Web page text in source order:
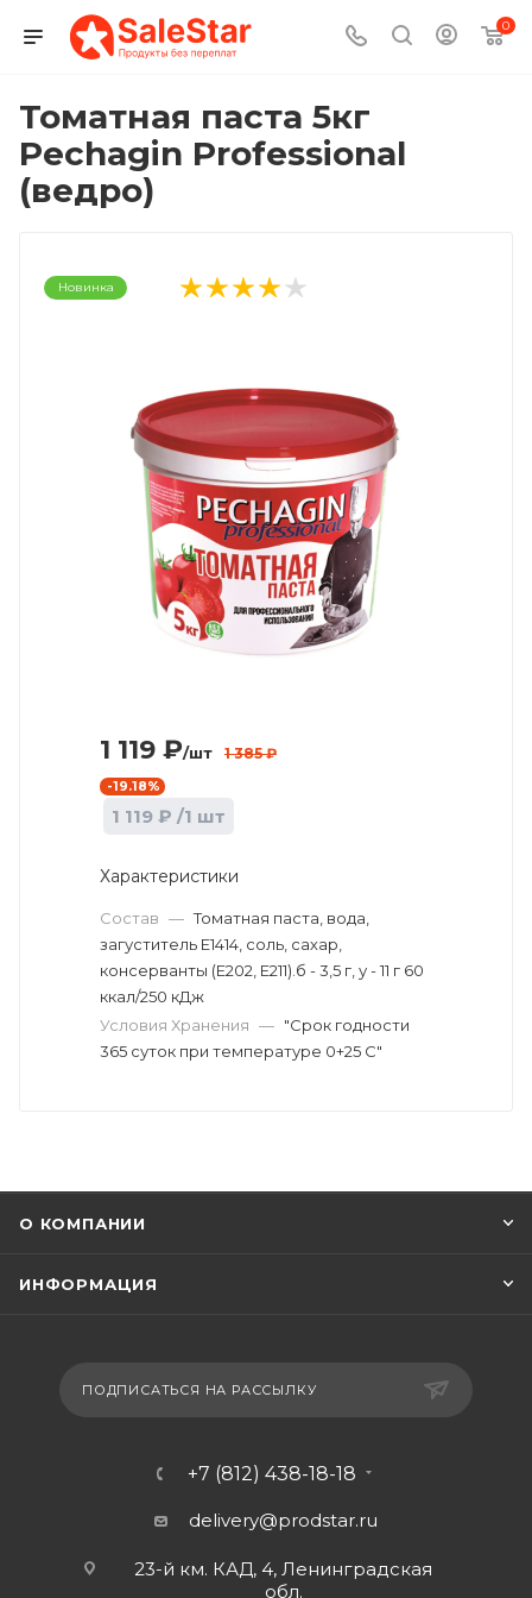
0
Томатная паста 5кг
Pechagin Professional
(ведро)
Новинка
1 119 ₽/шт 1 385₽
-19.18%
1 119 ₽ /1 шт
Характеристики
Состав — Томатная паста, вода,
загуститель Е1414, соль, сахар,
консерванты (Е202, Е211).б - 3,5 г, у - 11 г 60
ккал/250 кДж
Условия Хранения — "Срок годности
365 суток при температуре 0+25 С"
О КОМПАНИИ
ИНФОРМАЦИЯ
ПОДПИСАТЬСЯ НА РАССЫЛКУ
+7 (812) 438-18-18
delivery@prodstar.ru
23-й км. КАД, 4, Ленинградская
обл.